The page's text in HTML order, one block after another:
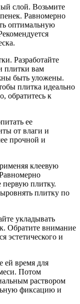
слой. Возьмите
Равномерно
оптимальную
Разработайте
плитки вам
быть уложены.
плитка идеально
обратитесь к
ее
от влаги и
прочной и
клеевую
первую плитку.
плитку по
укладывать
Обратите внимание
эстетического и
ей время для
Потом
раствором
фиксацию и